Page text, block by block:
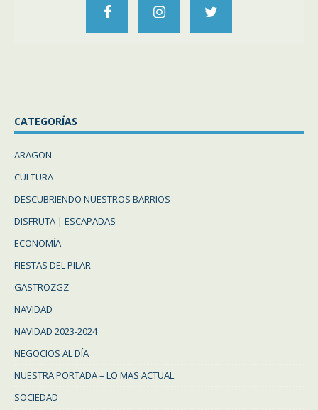
CATEGORÍAS
ARAGON
CULTURA
DESCUBRIENDO NUESTROS BARRIOS
DISFRUTA | ESCAPADAS
ECONOMÍA
FIESTAS DEL PILAR
GASTROZGZ
NAVIDAD
NAVIDAD 2023-2024
NEGOCIOS AL DÍA
NUESTRA PORTADA – LO MAS ACTUAL
SOCIEDAD